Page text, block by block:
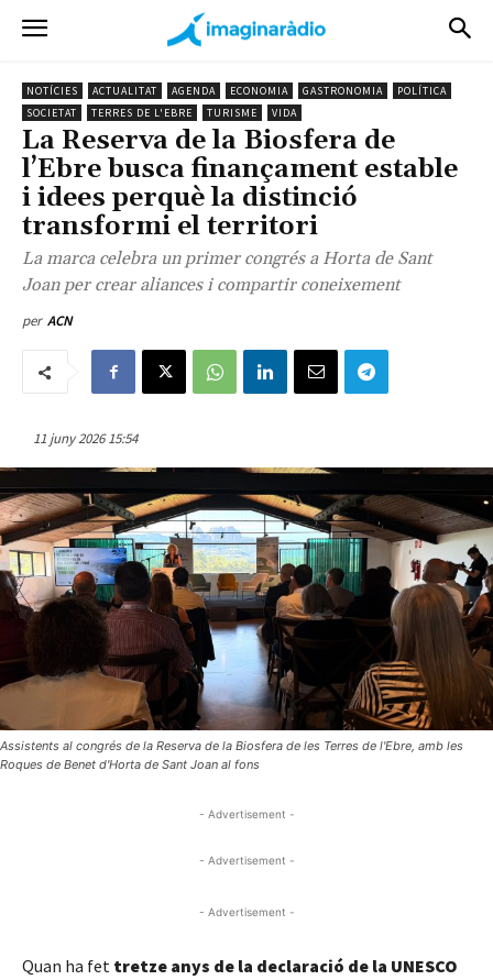
NOTÍCIES ACTUALITAT AGENDA ECONOMIA GASTRONOMIA
POLÍTICA
SOCIETAT
TERRES DE L'EBRE TURISME VIDA
La Reserva de la Biosfera de
l’Ebre busca finançament estable
i idees perquè la distinció
transformi el territori
La marca celebra un primer congrés a Horta de Sant
Joan per crear aliances i compartir coneixement
per ACN
11 juny 2026 15:54
Assistents al congrés de la Reserva de la Biosfera de les Terres de l'Ebre, amb les
Roques de Benet d'Horta de Sant Joan al fons
- Advertisement -
- Advertisement -
- Advertisement -
Quan ha fet tretze anys de la declaració de la UNESCO